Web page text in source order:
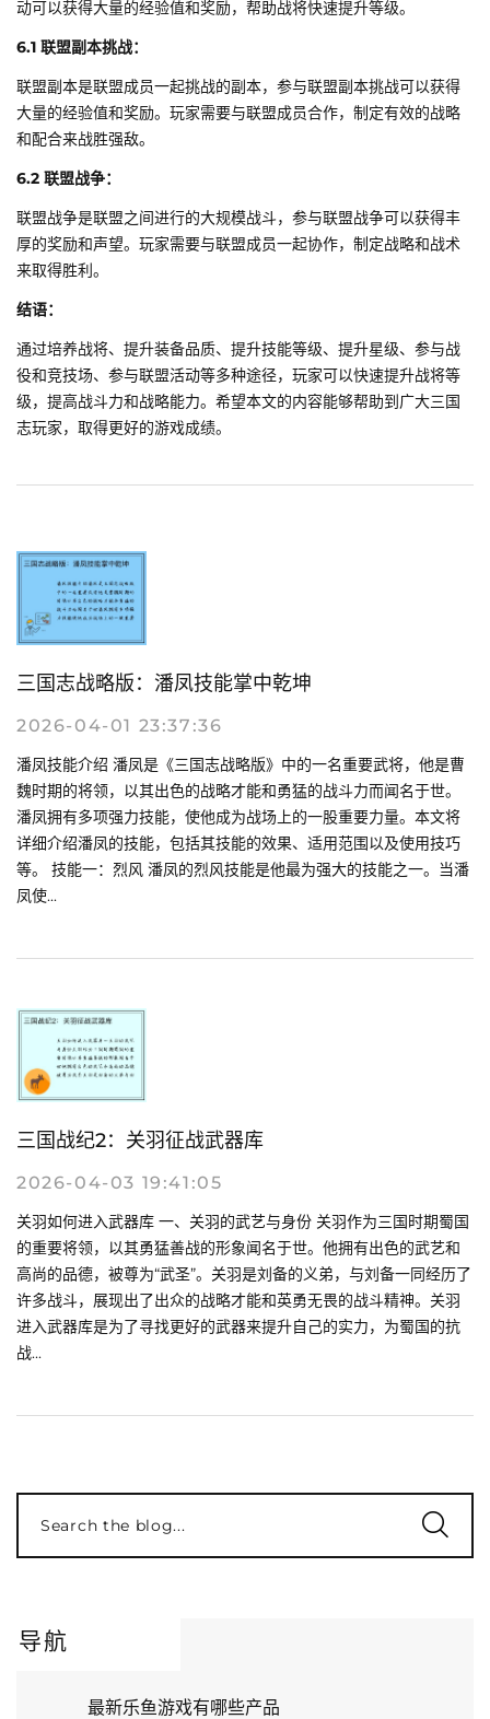
动可以获得大量的经验值和奖励，帮助战将快速提升等级。
6.1 联盟副本挑战：
联盟副本是联盟成员一起挑战的副本，参与联盟副本挑战可以获得
大量的经验值和奖励。玩家需要与联盟成员合作，制定有效的战略
和配合来战胜强敌。
6.2 联盟战争：
联盟战争是联盟之间进行的大规模战斗，参与联盟战争可以获得丰
厚的奖励和声望。玩家需要与联盟成员一起协作，制定战略和战术
来取得胜利。
结语：
通过培养战将、提升装备品质、提升技能等级、提升星级、参与战
役和竞技场、参与联盟活动等多种途径，玩家可以快速提升战将等
级，提高战斗力和战略能力。希望本文的内容能够帮助到广大三国
志玩家，取得更好的游戏成绩。
三国志战略版：潘凤技能掌中乾坤
2026-04-01 23:37:36
潘凤技能介绍 潘凤是《三国志战略版》中的一名重要武将，他是曹
魏时期的将领，以其出色的战略才能和勇猛的战斗力而闻名于世。
潘凤拥有多项强力技能，使他成为战场上的一股重要力量。本文将
详细介绍潘凤的技能，包括其技能的效果、适用范围以及使用技巧
等。 技能一：烈风 潘凤的烈风技能是他最为强大的技能之一。当潘
凤使...
三国战纪2：关羽征战武器库
2026-04-03 19:41:05
关羽如何进入武器库 一、关羽的武艺与身份 关羽作为三国时期蜀国
的重要将领，以其勇猛善战的形象闻名于世。他拥有出色的武艺和
高尚的品德，被尊为“武圣”。关羽是刘备的义弟，与刘备一同经历了
许多战斗，展现出了出众的战略才能和英勇无畏的战斗精神。关羽
进入武器库是为了寻找更好的武器来提升自己的实力，为蜀国的抗
战...
Search the blog...
导航
最新乐鱼游戏有哪些产品